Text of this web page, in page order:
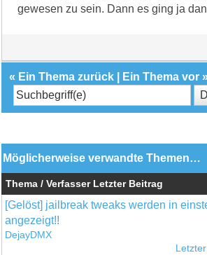
gewesen zu sein. Dann es ging ja
« Ein Thema zurück Ein Thema vor
Möglicherweise verwandte Themen…
Thema / Verfasser Letzter Beitrag
[Gelöst] jailbreak tweaks werden in
angezeigt!!
DejayDMX